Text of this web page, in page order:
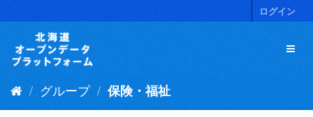
キ
ログイン
グループ 保険・福祉